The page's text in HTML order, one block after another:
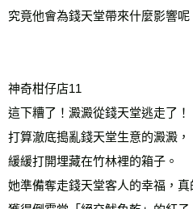
究竟他會為錢天堂帶來什麼影響呢
神奇柑仔店11
這下糟了！澱澱從錢天堂逃走了！
打算澈底搗亂錢天堂生意的澱澱，
緩緩打開埋藏在竹林裡的箱子。
她準備奪走錢天堂客人的幸福，真